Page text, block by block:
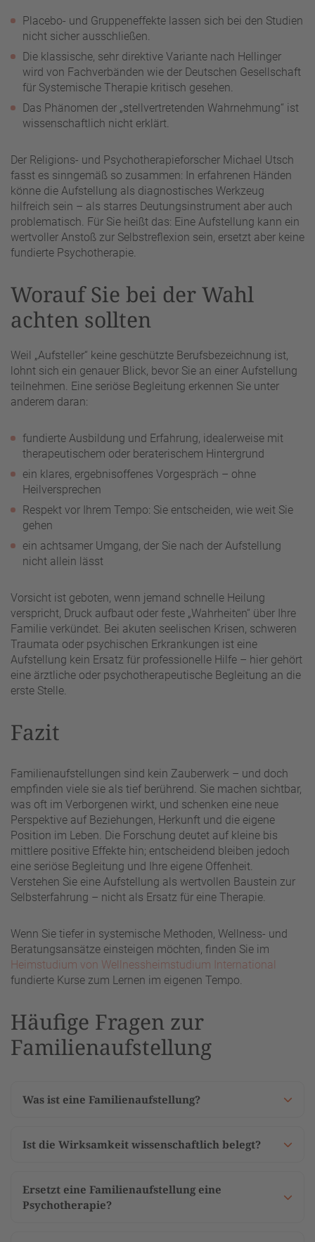
Placebo- und Gruppeneffekte lassen sich bei den Studien
nicht sicher ausschließen.
Die klassische, sehr direktive Variante nach Hellinger
wird von Fachverbänden wie der Deutschen Gesellschaft
für Systemische Therapie kritisch gesehen.
Das Phänomen der „stellvertretenden Wahrnehmung“ ist
wissenschaftlich nicht erklärt.
Der Religions- und Psychotherapieforscher Michael Utsch
fasst es sinngemäß so zusammen: In erfahrenen Händen
könne die Aufstellung als diagnostisches Werkzeug
hilfreich sein – als starres Deutungsinstrument aber auch
problematisch. Für Sie heißt das: Eine Aufstellung kann ein
wertvoller Anstoß zur Selbstreflexion sein, ersetzt aber keine
fundierte Psychotherapie.
Worauf Sie bei der Wahl
achten sollten
Weil „Aufsteller“ keine geschützte Berufsbezeichnung ist,
lohnt sich ein genauer Blick, bevor Sie an einer Aufstellung
teilnehmen. Eine seriöse Begleitung erkennen Sie unter
anderem daran:
fundierte Ausbildung und Erfahrung, idealerweise mit
therapeutischem oder beraterischem Hintergrund
ein klares, ergebnisoffenes Vorgespräch – ohne
Heilversprechen
Respekt vor Ihrem Tempo: Sie entscheiden, wie weit Sie
gehen
ein achtsamer Umgang, der Sie nach der Aufstellung
nicht allein lässt
Vorsicht ist geboten, wenn jemand schnelle Heilung
verspricht, Druck aufbaut oder feste „Wahrheiten“ über Ihre
Familie verkündet. Bei akuten seelischen Krisen, schweren
Traumata oder psychischen Erkrankungen ist eine
Aufstellung kein Ersatz für professionelle Hilfe – hier gehört
eine ärztliche oder psychotherapeutische Begleitung an die
erste Stelle.
Fazit
Familienaufstellungen sind kein Zauberwerk – und doch
empfinden viele sie als tief berührend. Sie machen sichtbar,
was oft im Verborgenen wirkt, und schenken eine neue
Perspektive auf Beziehungen, Herkunft und die eigene
Position im Leben. Die Forschung deutet auf kleine bis
mittlere positive Effekte hin; entscheidend bleiben jedoch
eine seriöse Begleitung und Ihre eigene Offenheit.
Verstehen Sie eine Aufstellung als wertvollen Baustein zur
Selbsterfahrung – nicht als Ersatz für eine Therapie.
Wenn Sie tiefer in systemische Methoden, Wellness- und
Beratungsansätze einsteigen möchten, finden Sie im
Heimstudium von Wellnessheimstudium International
fundierte Kurse zum Lernen im eigenen Tempo.
Häufige Fragen zur
Familienaufstellung
Was ist eine Familienaufstellung?
Ist die Wirksamkeit wissenschaftlich belegt?
Ersetzt eine Familienaufstellung eine
Psychotherapie?